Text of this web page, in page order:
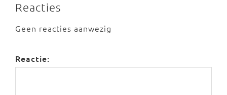
Reacties
Geen reacties aanwezig
Reactie: